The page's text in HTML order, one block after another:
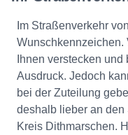
Im Straßenverkehr
Wunschkennzeichen.
Ihnen verstecken
Ausdruck. Jedoch
bei der Zuteilung
deshalb lieber an
Kreis Dithmarschen.